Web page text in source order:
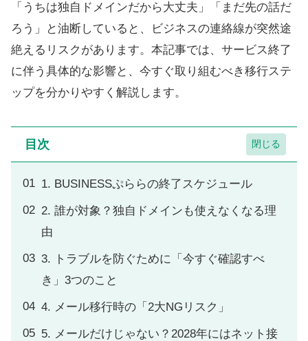
「うちは独自ドメインだから大丈夫」「まだ先の話だ
ろう」と油断していると、ビジネスの連絡線が突然途
絶えるリスクがあります。本記事では、サービス終了
に伴う具体的な影響と、今すぐ取り組むべき移行ステ
ップを分かりやすく解説します。
目次
1. BUSINESSぷららの終了スケジュール
2. 誰が対象？独自ドメインも使えなくなる理
由
3. トラブルを防ぐために「今すぐ確認すべ
き」3つのこと
4. メール移行時の「2大NGリスク」
5. メールだけじゃない？2028年にはネット接